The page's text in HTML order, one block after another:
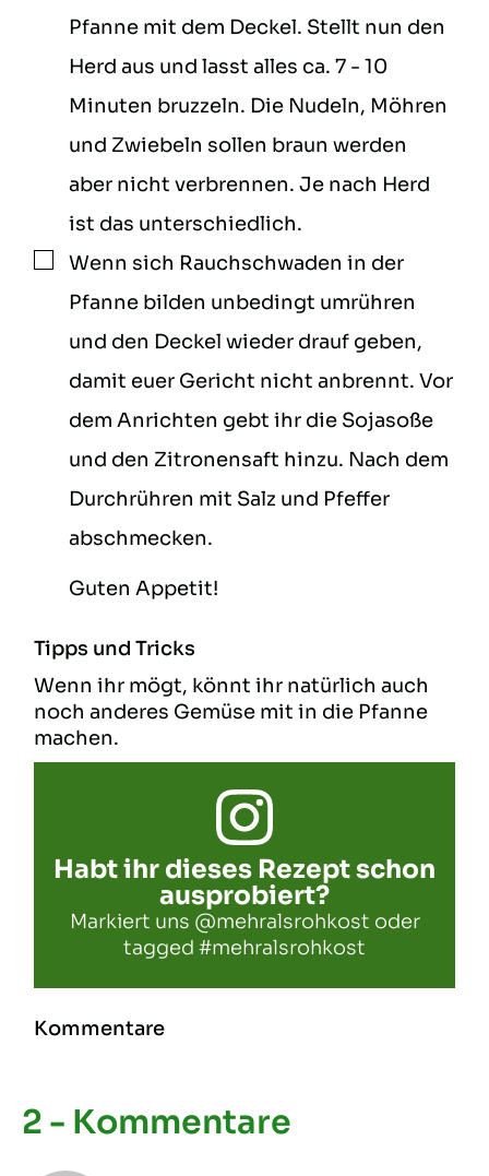
Pfanne mit dem Deckel. Stellt nun den
Herd aus und lasst alles ca. 7 - 10
Minuten bruzzeln. Die Nudeln, Möhren
und Zwiebeln sollen braun werden
aber nicht verbrennen. Je nach Herd
ist das unterschiedlich.
▢
Wenn sich Rauchschwaden in der
Pfanne bilden unbedingt umrühren
und den Deckel wieder drauf geben,
damit euer Gericht nicht anbrennt. Vor
dem Anrichten gebt ihr die Sojasoße
und den Zitronensaft hinzu. Nach dem
Durchrühren mit Salz und Pfeffer
abschmecken.
Guten Appetit!
Tipps und Tricks
Wenn ihr mögt, könnt ihr natürlich auch
noch anderes Gemüse mit in die Pfanne
machen.
Habt ihr dieses Rezept schon
ausprobiert?
Markiert uns @mehralsrohkost oder
tagged #mehralsrohkost
Kommentare
2 - Kommentare